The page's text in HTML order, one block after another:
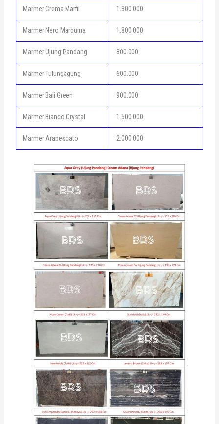
Marmer Crema Marfil 1.300.000
Marmer Nero Marquina 1.800.000
Marmer Ujung Pandang 800.000
Marmer Tulungagung 600.000
Marmer Bali Green 900.000
Marmer Bianco Crystal 1.500.000
Marmer Arabescato 2.000.000